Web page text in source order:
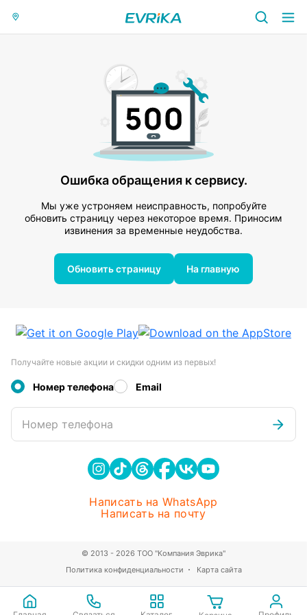
Ошибка обращения к сервису.
Мы уже устроняем неисправность, попробуйте
обновить страницу через некоторое время. Приносим
извинения за временные неудобства.
Обновить страницу На главную
Получайте новые акции и скидки одним из первых!
Номер телефона Email
Номер телефона
Написать на WhatsApp
Написать на почту
Политика конфиденциальности Карта сайта
© 2013 - 2026 ТОО "Компания Эврика"